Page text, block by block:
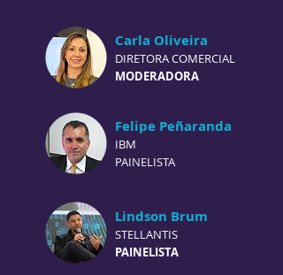
Carla Oliveira
DIRETORA COMERCIAL
MODERADORA
Felipe Peñaranda
IBM
PAINELISTA
Lindson Brum
STELLANTIS
PAINELISTA